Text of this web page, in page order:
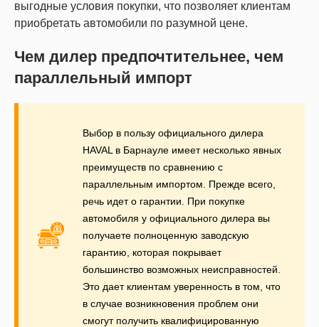
выгодные условия покупки, что позволяет клиентам
приобретать автомобили по разумной цене.
Чем дилер предпочтительнее, чем
параллельный импорт
Выбор в пользу официального дилера
HAVAL в Барнауле имеет несколько явных
преимуществ по сравнению с
параллельным импортом. Прежде всего,
речь идет о гарантии. При покупке
автомобиля у официального дилера вы
получаете полноценную заводскую
гарантию, которая покрывает
большинство возможных неисправностей.
Это дает клиентам уверенность в том, что
в случае возникновения проблем они
смогут получить квалифицированную